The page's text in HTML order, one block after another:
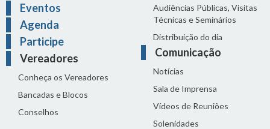
Eventos
Agenda
Participe
Vereadores
Conheça os Vereadores
Bancadas e Blocos
Conselhos
Audiências Públicas, Visitas
Técnicas e Seminários
Distribuição do dia
Comunicação
Notícias
Sala de Imprensa
Vídeos de Reuniões
Solenidades